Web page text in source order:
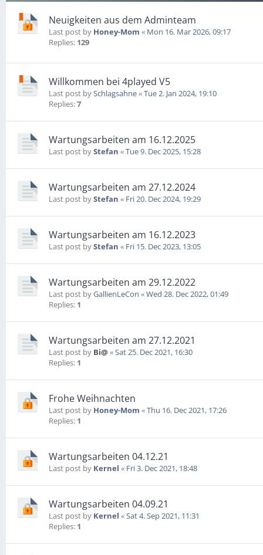
Neuigkeiten aus dem Adminteam
Last post by Honey-Mom « Mon 16. Mar 2026, 09:17
Replies: 129
Willkommen bei 4played V5
Last post bySchlagsahne«Tue 2. Jan 2024, 19:10
Replies:7
Wartungsarbeiten am 16.12.2025
Last post byStefan «Tue 9. Dec 2025, 15:28
Wartungsarbeiten am 27.12.2024
Last post byStefan « Fri 20. Dec 2024, 19:29
Wartungsarbeiten am 16.12.2023
Last post byStefan « Fri 15. Dec 2023, 13:05
Wartungsarbeiten am 29.12.2022
Last post byGallienLeCon «Wed 28. Dec 2022, 01:49
Replies: 1
Wartungsarbeiten am 27.12.2021
Last post by Bi@ «Sat 25. Dec 2021, 16:30
Replies: 1
Frohe Weihnachten
Last post by Honey-Mom «Thu 16. Dec 2021, 17:26
Replies: 1
Wartungsarbeiten 04.12.21
Last post by Kernel « Fri 3. Dec 2021, 18:48
Wartungsarbeiten 04.09.21
Last post by Kernel «Sat 4. Sep 2021, 11:31
Replies: 1